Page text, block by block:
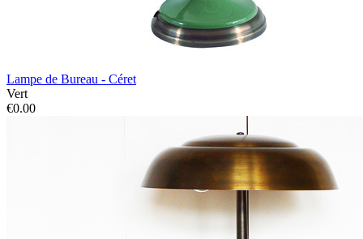
Lampe de Bureau - Céret
Vert
€0.00